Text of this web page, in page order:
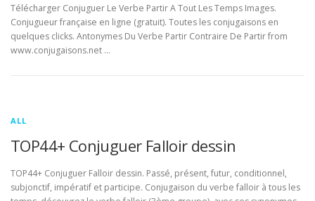
Télécharger Conjuguer Le Verbe Partir A Tout Les Temps Images.
Conjugueur française en ligne (gratuit). Toutes les conjugaisons en
quelques clicks. Antonymes Du Verbe Partir Contraire De Partir from
www.conjugaisons.net …
ALL
TOP44+ Conjuguer Falloir dessin
TOP44+ Conjuguer Falloir dessin. Passé, présent, futur, conditionnel,
subjonctif, impératif et participe. Conjugaison du verbe falloir à tous les